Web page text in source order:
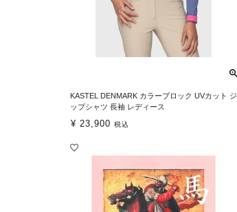
KASTEL DENMARK カラーブロック UVカット ジ
ップシャツ 長袖 レディース
¥ 23,900 税込